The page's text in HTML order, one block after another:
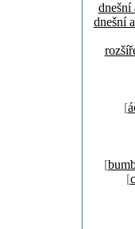
dnešní
dnešní
[
[
[